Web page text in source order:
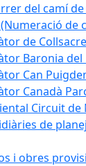
del camí
de
de
Baronia
Can
Canadà
Circuit
de
i obres